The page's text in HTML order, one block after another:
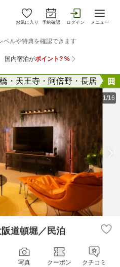
お気に入り 予約確認 ログイン メニュー
・天王寺・阿倍野・長居
1/16
道頓堀／民泊
写真 クーポン クチコミ